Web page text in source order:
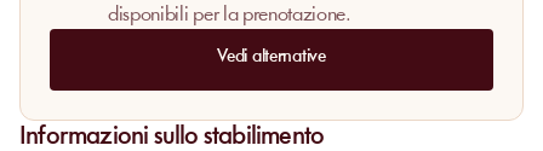
disponibili per la prenotazione.
Vedi alternative
Informazioni sullo stabilimento